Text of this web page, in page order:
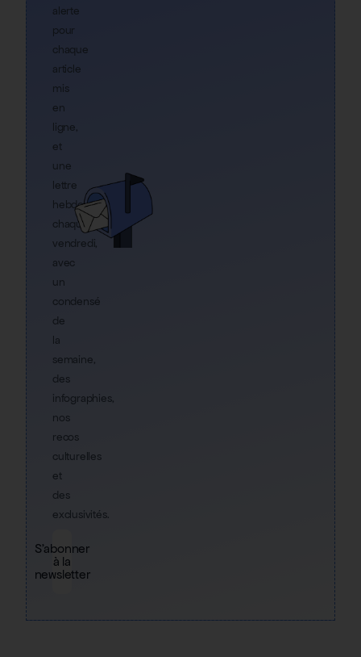
alerte
pour
chaque
article
mis
en
ligne,
et
une
lettre
hebdo
chaque
vendredi,
avec
un
condensé
de
la
semaine,
des
infographies,
nos
recos
culturelles
et
des
exclusivités.
S'abonner
à la
newsletter